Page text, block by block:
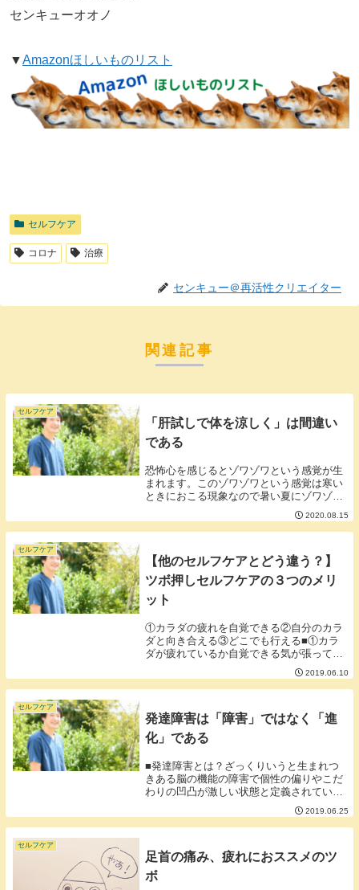
センキューオオノ
▼Amazonほしいものリスト
セルフケア
コロナ 治療
センキュー＠再活性クリエイター
関連記事
セルフケア
「肝試しで体を涼しく」は間違い
である
恐怖心を感じるとゾワゾワという感覚が生
まれます。このゾワゾワという感覚は寒い
ときにおこる現象なので暑い夏にゾワゾワ
感を感じればカラダが涼しくなるという理
論がおそらく肝試しのベースになっていま
す。■本当にゾワゾワ感はカラダを冷やす
2020.08.15
セルフケア
【他のセルフケアとどう違う？】
ツボ押しセルフケアの３つのメリ
ット
①カラダの疲れを自覚できる②自分のカラ
ダと向き合える③どこでも行える■①カラ
ダが疲れているか自覚できる気が張ってい
たり忙しい日が続いたり無理して体を酷使
しているとカラダが疲れていることに鈍麻
になってしまいます。症状が表に出ていな
2019.06.10
セルフケア
発達障害は「障害」ではなく「進
化」である
■発達障害とは？ざっくりいうと生まれつ
きある脳の機能の障害で個性の偏りやこだ
わりの凹凸が激しい状態と定義されていま
す。その個性の強さ、偏りから他者とコミ
ュニケーションがとれず周囲に理解されず
苦しむことがしばしばあるそうです。■発
2019.06.25
セルフケア
足首の痛み、疲れにおススメのツ
ボ